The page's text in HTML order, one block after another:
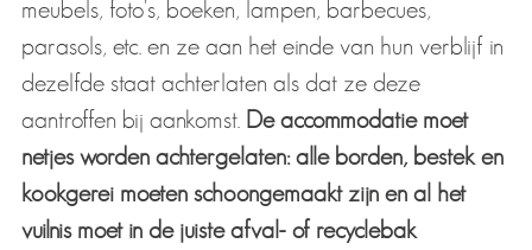
meubels, foto's, boeken, lampen, barbecues,
parasols, etc. en ze aan het einde van hun verblijf in
dezelfde staat achterlaten als dat ze deze
aantroffen bij aankomst. De accommodatie moet
netjes worden achtergelaten: alle borden, bestek en
kookgerei moeten schoongemaakt zijn en al het
vuilnis moet in de juiste afval- of recyclebak